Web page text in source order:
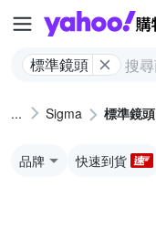
標準鏡頭
Sigma 標準鏡頭
品牌 快速到貨